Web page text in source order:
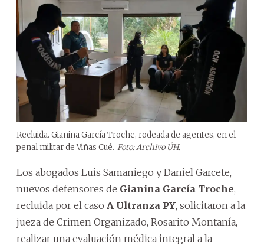
Recluida. Gianina García Troche, rodeada de agentes, en el
penal militar de Viñas Cué. Foto: Archivo ÚH.
Los abogados Luis Samaniego y Daniel Garcete,
nuevos defensores de Gianina García Troche,
recluida por el caso A Ultranza PY, solicitaron a la
jueza de Crimen Organizado, Rosarito Montanía,
realizar una evaluación médica integral a la